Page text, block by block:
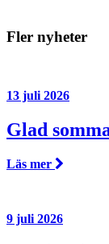
Fler nyheter
13 juli 2026
Glad
Läs mer
9 juli 2026